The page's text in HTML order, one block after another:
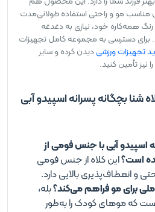
مناسب مو و راحتی استفاده طولانی‌مدت
همه‌کاره خود، نیازی به دغدغه
برای دسترسی به مجموعه کامل تجهیزات
تجهیزات ورزشیدیدن کرده و سایر
نیز تأمین کنید.
شنا بچگانه پسرانه اسپیدو آبی
اسپیدو آبی با جنس فومی از
است؟این کلاه از جنس فومی
و انعطاف‌پذیری بالایی دارد.
برای مو فراهم می‌کند؟بله،
که موهای کودک را به‌طور